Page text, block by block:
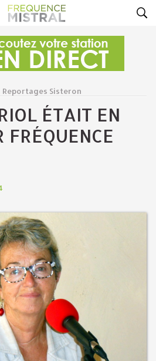
Reportages Sisteron
ÉTAIT EN
FRÉQUENCE